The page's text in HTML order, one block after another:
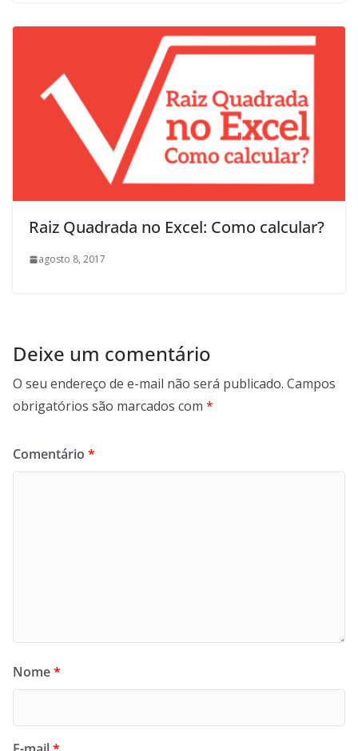
Raiz Quadrada no Excel: Como calcular?
agosto 8, 2017
Deixe um comentário
O seu endereço de e-mail não será publicado. Campos
obrigatórios são marcados com *
Comentário *
Nome*